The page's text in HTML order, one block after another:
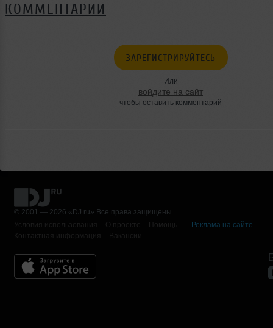
КОММЕНТАРИИ
ЗАРЕГИСТРИРУЙТЕСЬ
Или
войдите на сайт
чтобы оставить комментарий
© 2001 — 2026 «DJ.ru» Все права защищены.
Условия использования
О проекте Помощь
Реклама на сайте
Контактная информация
Вакансии